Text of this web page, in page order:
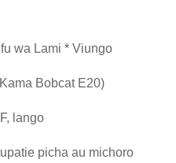
wa Lami * Viungo
Bobcat E20)
lango
picha au michoro